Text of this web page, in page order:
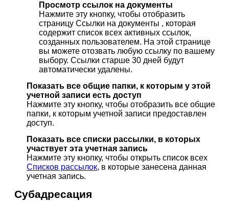
Просмотр ссылок на документы
Нажмите эту кнопку, чтобы отобразить
страницу Ссылки на документы , которая
содержит список всех активных ссылок,
созданных пользователем. На этой странице
вы можете отозвать любую ссылку по вашему
выбору. Ссылки старше 30 дней будут
автоматически удалены.
Показать все общие папки, к которым у этой
учетной записи есть доступ
Нажмите эту кнопку, чтобы отобразить все общие
папки, к которым учетной записи предоставлен
доступ.
Показать все списки рассылки, в которых
участвует эта учетная запись
Нажмите эту кнопку, чтобы открыть список всех
Списков рассылок, в которые занесена данная
учетная запись.
Субадресация